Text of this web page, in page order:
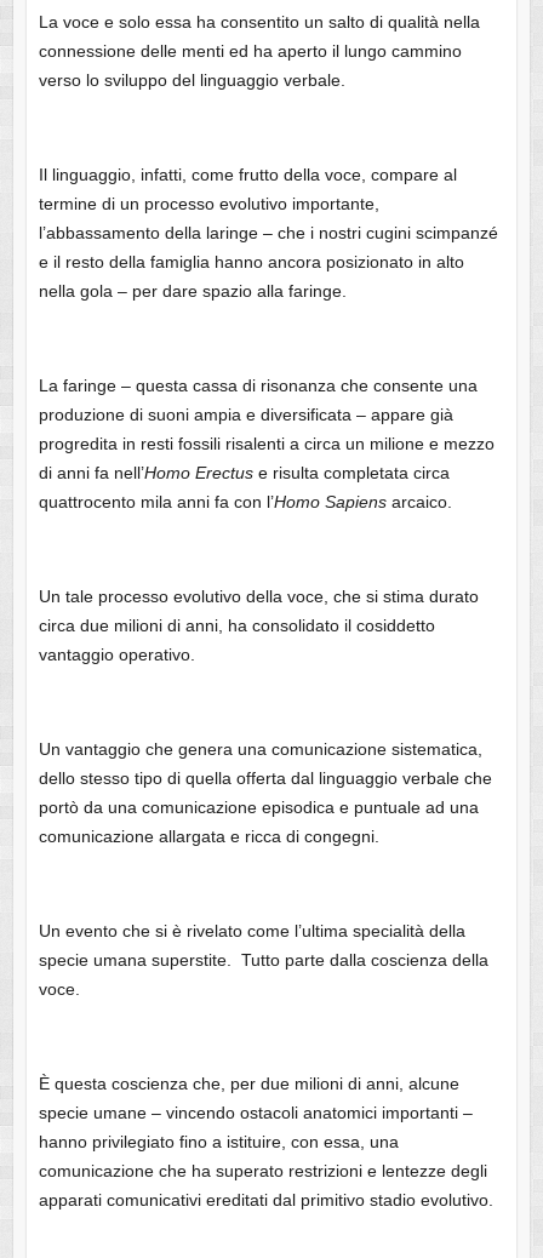
La voce e solo essa ha consentito un salto di qualità nella
connessione delle menti ed ha aperto il lungo cammino
verso lo sviluppo del linguaggio verbale.
Il linguaggio, infatti, come frutto della voce, compare al
termine di un processo evolutivo importante,
l’abbassamento della laringe – che i nostri cugini scimpanzé
e il resto della famiglia hanno ancora posizionato in alto
nella gola – per dare spazio alla faringe.
La faringe – questa cassa di risonanza che consente una
produzione di suoni ampia e diversificata – appare già
progredita in resti fossili risalenti a circa un milione e mezzo
di anni fa nell’Homo Erectuse risulta completata circa
quattrocento mila anni fa con l’Homo Sapiensarcaico.
Un tale processo evolutivo della voce, che si stima durato
circa due milioni di anni, ha consolidato il cosiddetto
vantaggio operativo.
Un vantaggio che genera una comunicazione sistematica,
dello stesso tipo di quella offerta dal linguaggio verbale che
portò da una comunicazione episodica e puntuale ad una
comunicazione allargata e ricca di congegni.
Un evento che si è rivelato come l’ultima specialità della
specie umana superstite. Tutto parte dalla coscienza della
voce.
È questa coscienza che, per due milioni di anni, alcune
specie umane – vincendo ostacoli anatomici importanti –
hanno privilegiato fino a istituire, con essa, una
comunicazione che ha superato restrizioni e lentezze degli
apparati comunicativi ereditati dal primitivo stadio evolutivo.